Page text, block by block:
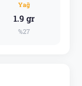
Yağ
1.9 gr
%27